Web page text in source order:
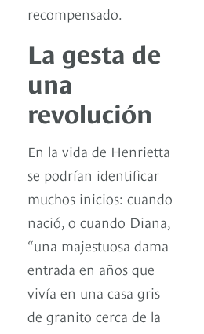
recompensado.
La gesta de
una
revolución
En la vida de Henrietta
se podrían identificar
muchos inicios: cuando
nació, o cuando Diana,
“una majestuosa dama
entrada en años que
vivía en una casa gris
de granito cerca de la